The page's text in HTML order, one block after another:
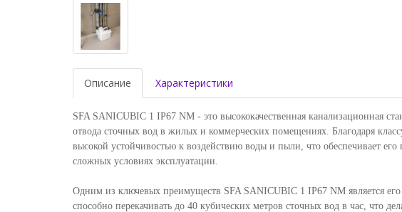
Описание Характеристики
SFA SANICUBIC 1 IP67 NM - это высококачественная канализационная
отвода сточных вод в жилых и коммерческих помещениях. Благодаря
высокой устойчивостью к воздействию воды и пыли, что обеспечивает
сложных условиях эксплуатации.
Одним из ключевых преимуществ SFA SANICUBIC 1 IP67 NM является его
способно перекачивать до 40 кубических метров сточных вод в час, что